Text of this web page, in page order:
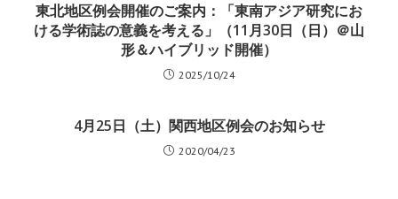
東北地区例会開催のご案内：「東南アジア研究にお
ける学術誌の意義を考える」（11月30日（日）＠山
形＆ハイブリッド開催）
2025/10/24
4月25日（土）関西地区例会のお知らせ
2020/04/23